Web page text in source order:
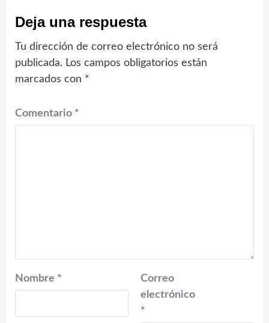
Deja una respuesta
Tu dirección de correo electrónico no será
publicada. Los campos obligatorios están
marcados con *
Comentario *
Nombre *
Correo
electrónico
*